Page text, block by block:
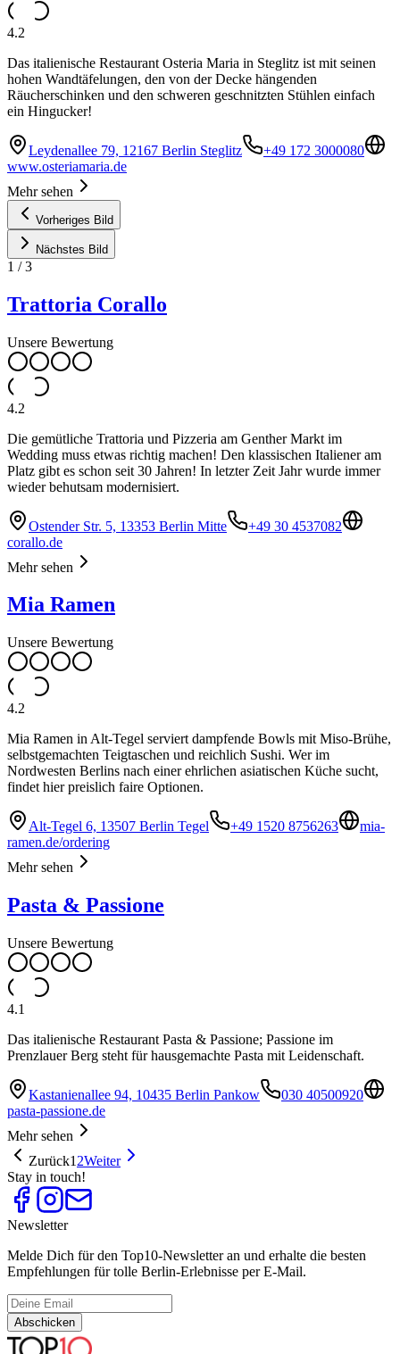
4.2
Das italienische Restaurant Osteria Maria in Steglitz ist mit seinen
hohen Wandtäfelungen, den von der Decke hängenden
Räucherschinken und den schweren geschnitzten Stühlen einfach
ein Hingucker!
Leydenallee 79, 12167 Berlin Steglitz
+49 172 3000080
www.osteriamaria.de
Mehr sehen
Vorheriges Bild
Nächstes Bild
1 /3
Trattoria Corallo
Unsere Bewertung
4.2
Die gemütliche Trattoria und Pizzeria am Genther Markt im
Wedding muss etwas richtig machen! Den klassischen Italiener am
Platz gibt es schon seit 30 Jahren! In letzter Zeit Jahr wurde immer
wieder behutsam modernisiert.
Ostender Str. 5, 13353 Berlin Mitte
+49 30 4537082
corallo.de
Mehr sehen
Mia Ramen
Unsere Bewertung
4.2
Mia Ramen in Alt-Tegel serviert dampfende Bowls mit Miso-Brühe,
selbstgemachten Teigtaschen und reichlich Sushi. Wer im
Nordwesten Berlins nach einer ehrlichen asiatischen Küche sucht,
findet hier preislich faire Optionen.
Alt-Tegel 6, 13507 Berlin Tegel +49 1520 8756263
mia-
ramen.de/ordering
Mehr sehen
Pasta & Passione
Unsere Bewertung
4.1
Das italienische Restaurant Pasta & Passione; Passione im
Prenzlauer Berg steht für hausgemachte Pasta mit Leidenschaft.
Kastanienallee 94, 10435 Berlin Pankow
030 40500920
pasta-passione.de
Mehr sehen
Zurück1 2Weiter
Stay in touch!
Newsletter
Melde Dich für den Top10-Newsletter an und erhalte die besten
Empfehlungen für tolle Berlin-Erlebnisse per E-Mail.
Abschicken